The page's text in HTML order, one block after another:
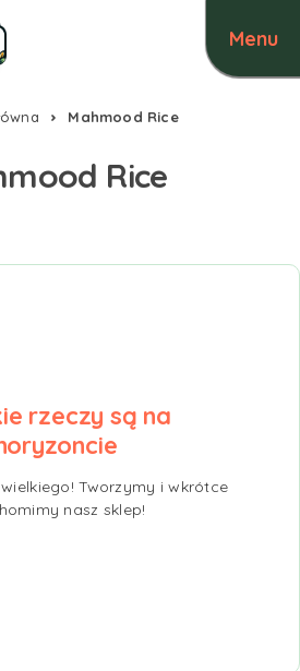
Mahmood Rice
Rice
rzeczy są na
Tworzymy i wkrótce
nasz sklep!